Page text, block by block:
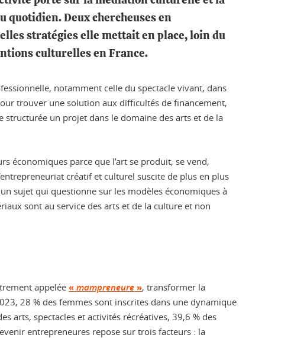
quotidien. Deux chercheuses en
stratégies elle mettait en place, loin du
culturelles en France.
notamment celle du spectacle vivant, dans
trouver une solution aux difficultés de financement,
un projet dans le domaine des arts et de la
économiques parce que l’art se produit, se vend,
créatif et culturel suscite de plus en plus
sujet qui questionne sur les modèles économiques à
sont au service des arts et de la culture et non
appelée «mampreneure», transformer la
28 % des femmes sont inscrites dans une dynamique
arts, spectacles et activités récréatives, 39,6 % des
entrepreneures repose sur trois facteurs : la